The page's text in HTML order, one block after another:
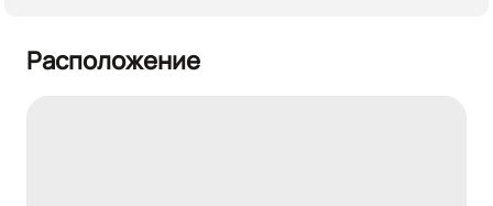
Расположение